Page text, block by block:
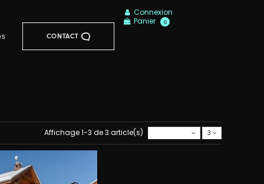
CONTACT
Connexion
0
Panier
Affichage 1-3 de 3 article(s) 3